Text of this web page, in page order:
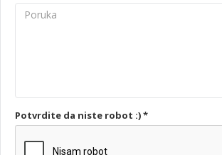
Potvrdite da niste robot :) *